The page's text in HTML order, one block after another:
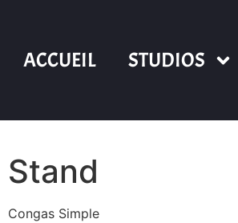
ACCUEIL STUDIOS
Stand
Congas Simple